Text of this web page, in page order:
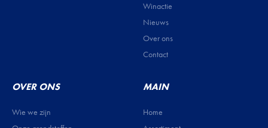
Winactie
Nieuws
Over ons
Contact
OVER ONS
Wie we zijn
MAIN
Home